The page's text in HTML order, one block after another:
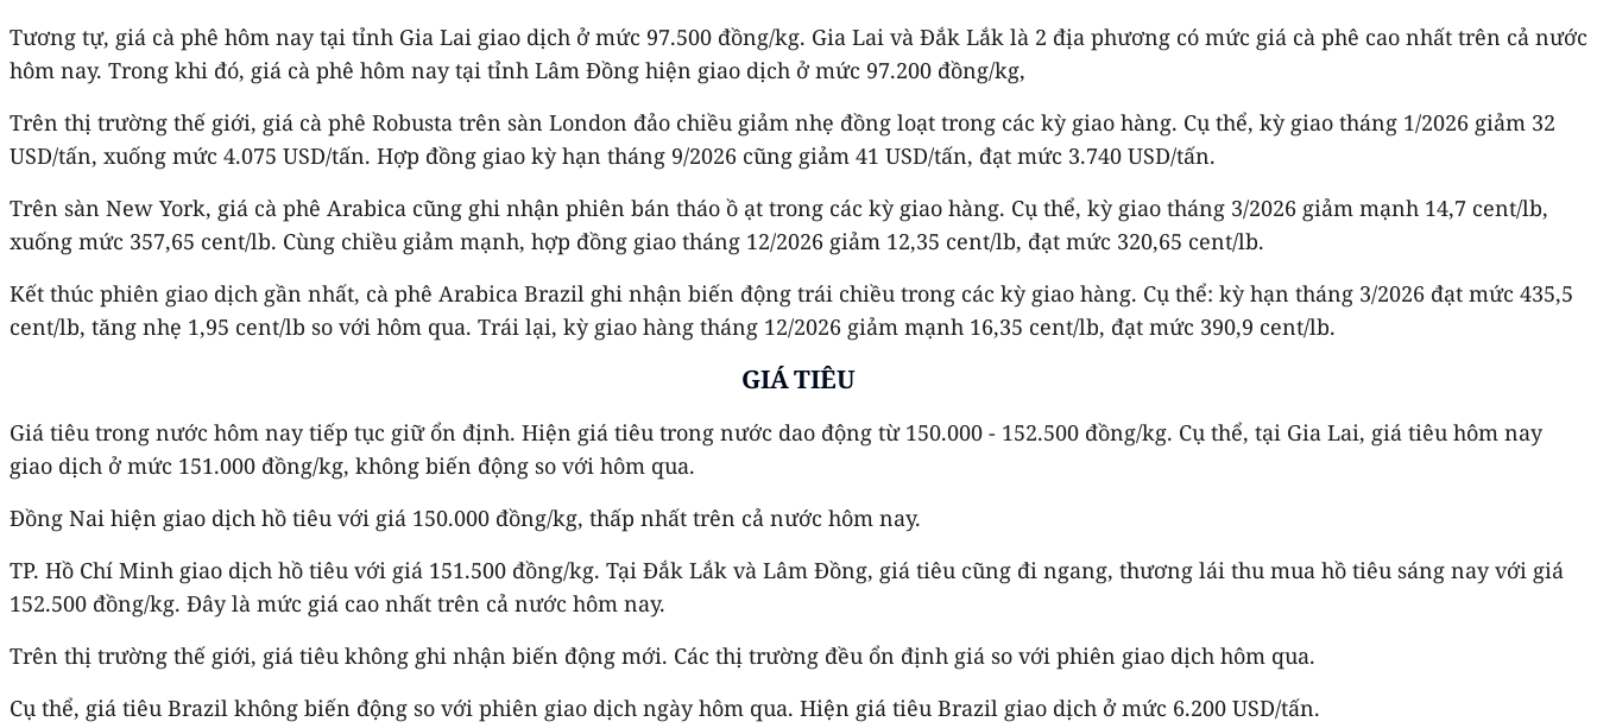
Tương tự, giá cà phê hôm nay tại tỉnh Gia Lai giao dịch ở mức 97.500 đồng/kg. Gia Lai và Đắk Lắk là 2 địa phương có mức giá cà phê cao nhất trên cả nước
hôm nay. Trong khi đó, giá cà phê hôm nay tại tỉnh Lâm Đồng hiện giao dịch ở mức 97.200 đồng/kg,
Trên thị trường thế giới, giá cà phê Robusta trên sàn London đảo chiều giảm nhẹ đồng loạt trong các kỳ giao hàng. Cụ thể, kỳ giao tháng 1/2026 giảm 32
USD/tấn, xuống mức 4.075 USD/tấn. Hợp đồng giao kỳ hạn tháng 9/2026 cũng giảm 41 USD/tấn, đạt mức 3.740 USD/tấn.
Trên sàn New York, giá cà phê Arabica cũng ghi nhận phiên bán tháo ồ ạt trong các kỳ giao hàng. Cụ thể, kỳ giao tháng 3/2026 giảm mạnh 14,7 cent/lb,
xuống mức 357,65 cent/lb. Cùng chiều giảm mạnh, hợp đồng giao tháng 12/2026 giảm 12,35 cent/lb, đạt mức 320,65 cent/lb.
Kết thúc phiên giao dịch gần nhất, cà phê Arabica Brazil ghi nhận biến động trái chiều trong các kỳ giao hàng. Cụ thể: kỳ hạn tháng 3/2026 đạt mức 435,5
cent/lb, tăng nhẹ 1,95 cent/lb so với hôm qua. Trái lại, kỳ giao hàng tháng 12/2026 giảm mạnh 16,35 cent/lb, đạt mức 390,9 cent/lb.
GIÁ TIÊU
Giá tiêu trong nước hôm nay tiếp tục giữ ổn định. Hiện giá tiêu trong nước dao động từ 150.000 - 152.500 đồng/kg. Cụ thể, tại Gia Lai, giá tiêu hôm nay
giao dịch ở mức 151.000 đồng/kg, không biến động so với hôm qua.
Đồng Nai hiện giao dịch hồ tiêu với giá 150.000 đồng/kg, thấp nhất trên cả nước hôm nay.
TP. Hồ Chí Minh giao dịch hồ tiêu với giá 151.500 đồng/kg. Tại Đắk Lắk và Lâm Đồng, giá tiêu cũng đi ngang, thương lái thu mua hồ tiêu sáng nay với giá
152.500 đồng/kg. Đây là mức giá cao nhất trên cả nước hôm nay.
Trên thị trường thế giới, giá tiêu không ghi nhận biến động mới. Các thị trường đều ổn định giá so với phiên giao dịch hôm qua.
Cụ thể, giá tiêu Brazil không biến động so với phiên giao dịch ngày hôm qua. Hiện giá tiêu Brazil giao dịch ở mức 6.200 USD/tấn.